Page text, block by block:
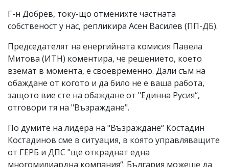
Г-н Добрев, току-що отменихте частната
собственост у нас, репликира Асен Василев (ПП-ДБ).
Председателят на енергийната комисия Павела
Митова (ИТН) коментира, че решението, което
вземат в момента, е своевременно. Дали съм на
обаждане от когото и да било не е ваша работа,
защото вие сте на обаждане от "Единна Русия“,
отговори тя на "Възраждане".
По думите на лидера на "Възраждане“ Костадин
Костадинов сме в ситуация, в която управляващите
от ГЕРБ и ДПС "ще откраднат една
многомилиардна компания“. България можеше да